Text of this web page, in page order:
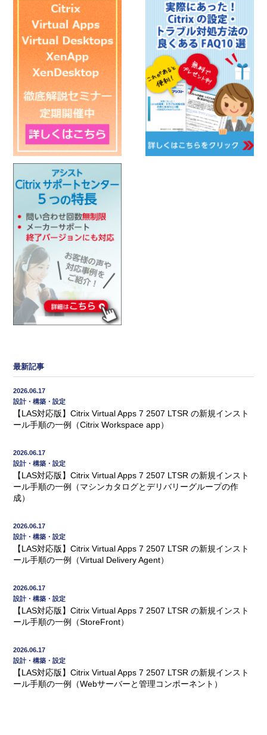
最新記事
2026.06.17
設計・構築・設定
【LAS対応版】Citrix Virtual Apps 7 2507 LTSR の新規インスト
ール手順の一例（Citrix Workspace app）
2026.06.17
設計・構築・設定
【LAS対応版】Citrix Virtual Apps 7 2507 LTSR の新規インスト
ール手順の一例（マシンカタログとデリバリーグループの作
成）
2026.06.17
設計・構築・設定
【LAS対応版】Citrix Virtual Apps 7 2507 LTSR の新規インスト
ール手順の一例（Virtual Delivery Agent）
2026.06.17
設計・構築・設定
【LAS対応版】Citrix Virtual Apps 7 2507 LTSR の新規インスト
ール手順の一例（StoreFront）
2026.06.17
設計・構築・設定
【LAS対応版】Citrix Virtual Apps 7 2507 LTSR の新規インスト
ール手順の一例（Webサーバーと管理コンポーネント）